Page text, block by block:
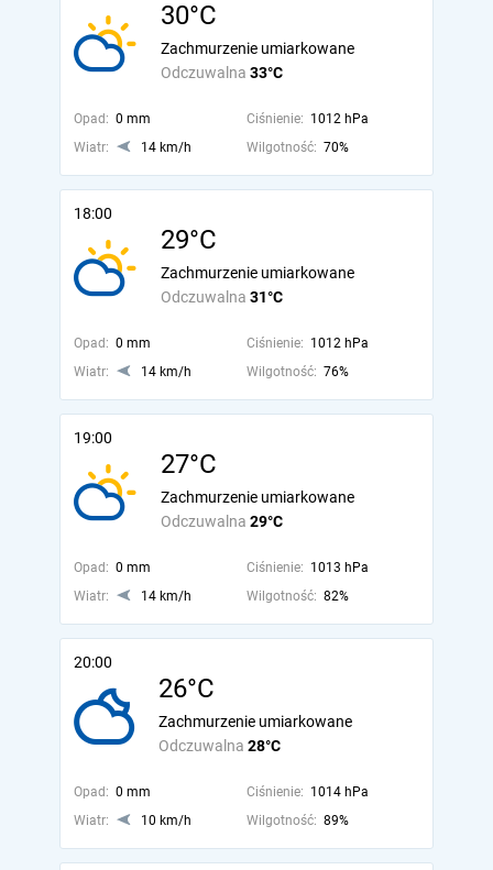
30°C
Odczuwalna 33°C
Zachmurzenie umiarkowane
Opad: 0 mm Ciśnienie: 1012 hPa
Wiatr:
14 km/h Wilgotność: 70%
18:00
29°C
Odczuwalna 31°C
Zachmurzenie umiarkowane
Opad: 0 mm Ciśnienie: 1012 hPa
Wiatr:
14 km/h Wilgotność: 76%
19:00
27°C
Odczuwalna 29°C
Zachmurzenie umiarkowane
Opad: 0 mm Ciśnienie: 1013 hPa
Wiatr:
14 km/h Wilgotność: 82%
20:00
26°C
Odczuwalna 28°C
Zachmurzenie umiarkowane
Opad: 0 mm Ciśnienie: 1014 hPa
Wiatr:
10 km/h Wilgotność: 89%